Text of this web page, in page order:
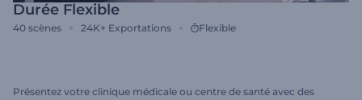
Durée Flexible
40 scènes 24K+ Exportations Flexible
Présentez votre clinique médicale ou centre de santé avec des